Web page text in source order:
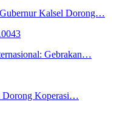
Kalsel Dorong…
Gebrakan…
Dorong Koperasi…